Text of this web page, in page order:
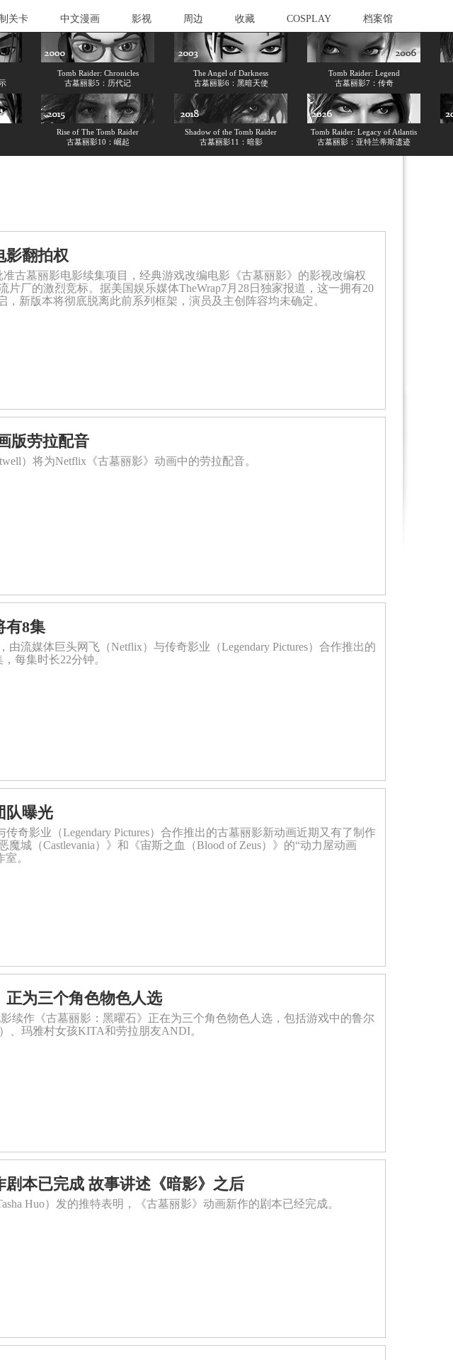
关卡 中文漫画 影视 周边 收藏 COSPLAY 档案馆
Tomb Raider: Chronicles
古墓丽影5：历代记
The Angel of Darkness
古墓丽影6：黑暗天使
Tomb Raider: Legend
古墓丽影7：传奇
Rise of The Tomb Raider
古墓丽影10：崛起
Shadow of the Tomb Raider
古墓丽影11：暗影
Tomb Raider: Legacy of Atlantis
古墓丽影：亚特兰蒂斯遗迹
影翻拍权
古墓丽影电影续集项目，经典游戏改编电影《古墓丽影》的影视改编权
片厂的激烈竞标。据美国娱乐媒体TheWrap7月28日独家报道，这一拥有20
，新版本将彻底脱离此前系列框架，演员及主创阵容均未确定。
版劳拉配音
）将为Netflix《古墓丽影》动画中的劳拉配音。
有8集
由流媒体巨头网飞（Netflix）与传奇影业（Legendary Pictures）合作推出的
每集时长22分钟。
队曝光
奇影业（Legendary Pictures）合作推出的古墓丽影新动画近期又有了制作
城（Castlevania）》和《宙斯之血（Blood of Zeus）》的“动力屋动画
室。
正为三个角色物色人选
续作《古墓丽影：黑曜石》正在为三个角色物色人选，包括游戏中的鲁尔
、玛雅村女孩KITA和劳拉朋友ANDI。
剧本已完成 故事讲述《暗影》之后
Huo）发的推特表明，《古墓丽影》动画新作的剧本已经完成。